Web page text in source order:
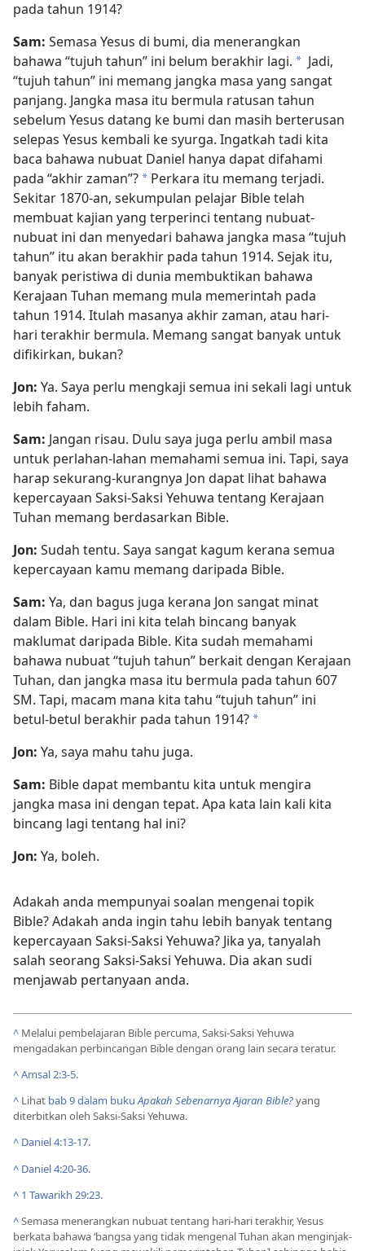
pada tahun 1914?
Sam: Semasa Yesus di bumi, dia menerangkan
bahawa “tujuh tahun” ini belum berakhir lagi. * Jadi,
“tujuh tahun” ini memang jangka masa yang sangat
panjang. Jangka masa itu bermula ratusan tahun
sebelum Yesus datang ke bumi dan masih berterusan
selepas Yesus kembali ke syurga. Ingatkah tadi kita
baca bahawa nubuat Daniel hanya dapat difahami
pada “akhir zaman”? * Perkara itu memang terjadi.
Sekitar 1870-an, sekumpulan pelajar Bible telah
membuat kajian yang terperinci tentang nubuat-
nubuat ini dan menyedari bahawa jangka masa “tujuh
tahun” itu akan berakhir pada tahun 1914. Sejak itu,
banyak peristiwa di dunia membuktikan bahawa
Kerajaan Tuhan memang mula memerintah pada
tahun 1914. Itulah masanya akhir zaman, atau hari-
hari terakhir bermula. Memang sangat banyak untuk
difikirkan, bukan?
Jon: Ya. Saya perlu mengkaji semua ini sekali lagi untuk
lebih faham.
Sam: Jangan risau. Dulu saya juga perlu ambil masa
untuk perlahan-lahan memahami semua ini. Tapi, saya
harap sekurang-kurangnya Jon dapat lihat bahawa
kepercayaan Saksi-Saksi Yehuwa tentang Kerajaan
Tuhan memang berdasarkan Bible.
Jon: Sudah tentu. Saya sangat kagum kerana semua
kepercayaan kamu memang daripada Bible.
Sam: Ya, dan bagus juga kerana Jon sangat minat
dalam Bible. Hari ini kita telah bincang banyak
maklumat daripada Bible. Kita sudah memahami
bahawa nubuat “tujuh tahun” berkait dengan Kerajaan
Tuhan, dan jangka masa itu bermula pada tahun 607
SM. Tapi, macam mana kita tahu “tujuh tahun” ini
betul-betul berakhir pada tahun 1914? *
Jon: Ya, saya mahu tahu juga.
Sam: Bible dapat membantu kita untuk mengira
jangka masa ini dengan tepat. Apa kata lain kali kita
bincang lagi tentang hal ini?
Jon: Ya, boleh.
Adakah anda mempunyai soalan mengenai topik
Bible? Adakah anda ingin tahu lebih banyak tentang
kepercayaan Saksi-Saksi Yehuwa? Jika ya, tanyalah
salah seorang Saksi-Saksi Yehuwa. Dia akan sudi
menjawab pertanyaan anda.
^ Melalui pembelajaran Bible percuma, Saksi-Saksi Yehuwa
mengadakan perbincangan Bible dengan orang lain secara teratur.
^Amsal 2:3-5.
^ Lihat bab 9 dalam bukuApakah Sebenarnya Ajaran Bible?yang
diterbitkan oleh Saksi-Saksi Yehuwa.
^ Daniel 4:13-17.
^ Daniel 4:20-36.
^ 1 Tawarikh 29:23.
^Semasa menerangkan nubuat tentang hari-hari terakhir, Yesus
berkata bahawa ‘bangsa yang tidak mengenal Tuhan akan menginjak-